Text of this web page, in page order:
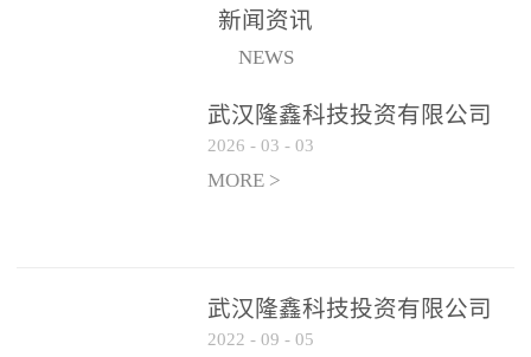
新闻资讯
NEWS
武汉隆鑫科技投资有限公司
聘请常年法律顾问服务机构
遴选公告
2026 - 03 - 03
MORE >
武汉隆鑫科技投资有限公司
办公用房 空调设备供应商公
2022 - 09 - 05